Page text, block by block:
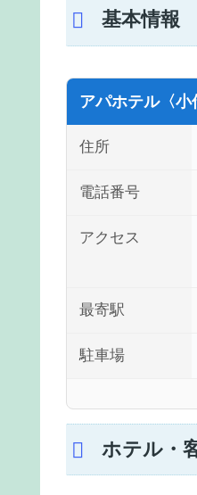
基本情報
アパホテル〈
住所
電話番号
アクセス
最寄駅
駐車場
ホテル・